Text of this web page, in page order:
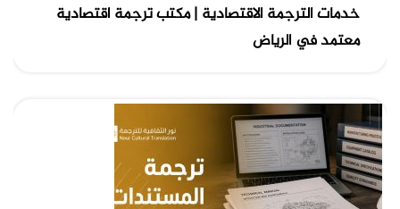
خدمات الترجمة الاقتصادية | مكتب ترجمة اقتصادية
معتمد في الرياض